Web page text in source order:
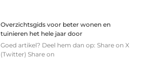
Overzichtsgids voor beter wonen en
tuinieren het hele jaar door
Goed artikel? Deel hem dan op: Share on X
(Twitter) Share on